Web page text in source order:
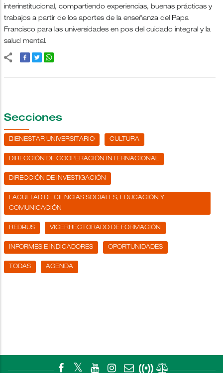
interinstitucional, compartiendo experiencias, buenas prácticas y
trabajos a partir de los aportes de la enseñanza del Papa
Francisco para las universidades en pos del cuidado integral y la
salud mental.
Secciones
BIENESTAR UNIVERSITARIO CULTURA
DIRECCIÓN DE COOPERACIÓN INTERNACIONAL
DIRECCIÓN DE INVESTIGACIÓN
FACULTAD DE CIENCIAS SOCIALES, EDUCACIÓN Y
COMUNICACIÓN
REDBUS VICERRECTORADO DE FORMACIÓN
INFORMES E INDICADORES OPORTUNIDADES
TODAS AGENDA